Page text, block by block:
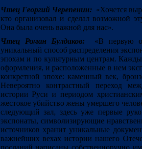
Чтец Георгий Черепенин: «Хочется
кто организовал и сделал возможной
Она была очень важной для нас».
Чтец Роман Булдаков:
«В первую
уникальный способ распределения
эпохам и по культурным центрам.
оформления, и расположенные в нем
конкретной эпохе: каменный век,
Невероятно контрастный переход
истории Руси и периодом
жестокое убийство жены умершего
следующий зал, здесь уже первые
экспонаты, символизирующие
источников хранит уникальные
важнейших вехах истории нашего
посланий написаны собственноручно